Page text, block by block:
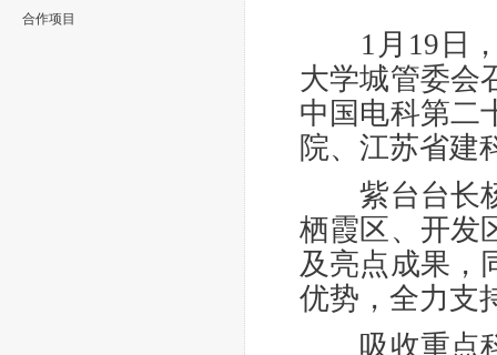
合作项目
1月19日，
大学城管委会
中国电科第二
院、江苏省建
紫台台长杨
栖霞区、开发
及亮点成果，
优势，全力支
吸收重点科